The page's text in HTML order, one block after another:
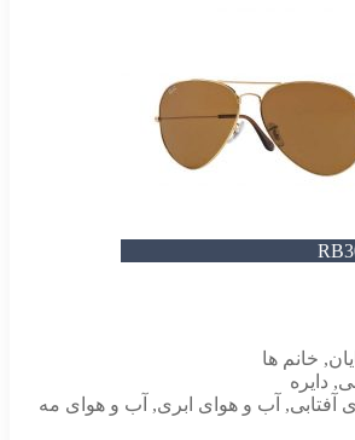
, خانم ها
, دایره
آفتابی, آب و هوای ابری, آب و هوای مه